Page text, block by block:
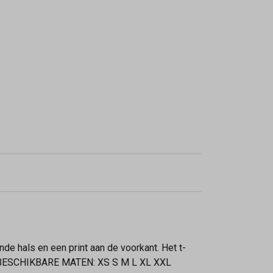
hals en een print aan de voorkant. Het t-
MATEN: XS S M L XL XXL